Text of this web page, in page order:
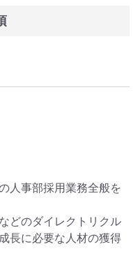
人事部採用業務全般を
どのダイレクトリクル
長に必要な人材の獲得